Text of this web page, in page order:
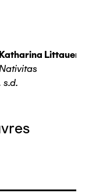
Katharina Littauer-
s.d.